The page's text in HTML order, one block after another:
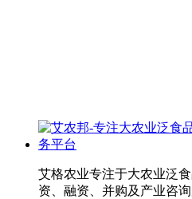
艾格农业专注于大农业泛
资、融资、并购及产业咨